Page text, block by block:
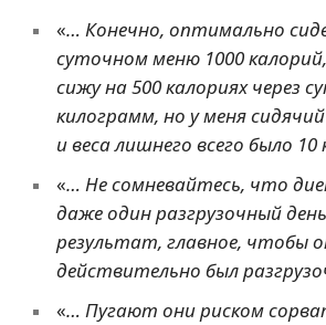
«… Конечно, оптимально
суточном меню 1000
сижу на 500 калориях через
килограмм, но у меня
и веса лишнего всего было 10
«… Не сомневайтесь, что
даже один разгрузочный
результат, главное, чтобы
действительно был
«… Пугают они риском